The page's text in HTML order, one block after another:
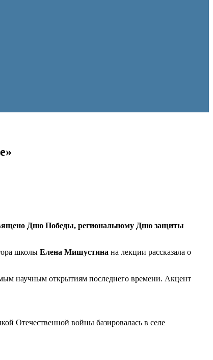
Дню Победы, региональному Дню защиты
школы Елена Мишустина на лекции рассказала о
научным открытиям последнего времени. Акцент
Отечественной войны базировалась в селе